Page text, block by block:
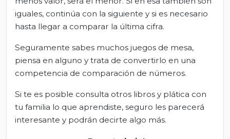
iguales, continúa con la siguiente y si es necesario
hasta llegar a comparar la última cifra.
Seguramente sabes muchos juegos de mesa,
piensa en alguno y trata de convertirlo en una
competencia de comparación de números.
Si te es posible consulta otros libros y plática con
tu familia lo que aprendiste, seguro les parecerá
interesante y podrán decirte algo más.